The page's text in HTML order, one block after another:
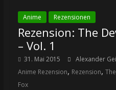
Anime Rezensionen
Rezension: The
– Vol. 1
31. Mai 2015 Alexander
Anime Rezension, Rezension,
Fox